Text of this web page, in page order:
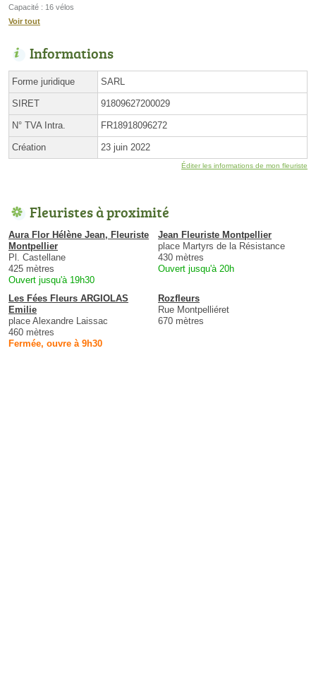
Capacité : 16 vélos
Voir tout
Informations
Forme juridique SARL
SIRET 91809627200029
N° TVA Intra. FR18918096272
Création 23 juin 2022
Éditer les informations de mon fleuriste
Fleuristes à proximité
Aura Flor Hélène Jean, Fleuriste
Montpellier
Pl. Castellane
425 mètres
Ouvert jusqu'à 19h30
Jean Fleuriste Montpellier
place Martyrs de la Résistance
430 mètres
Ouvert jusqu'à 20h
Les Fées Fleurs ARGIOLAS
Emilie
place Alexandre Laissac
460 mètres
Fermée, ouvre à 9h30
Rozfleurs
Rue Montpelliéret
670 mètres